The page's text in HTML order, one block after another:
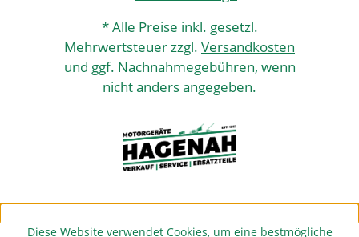
* Alle Preise inkl. gesetzl.
Mehrwertsteuer zzgl. Versandkosten
und ggf. Nachnahmegebühren, wenn
nicht anders angegeben.
Diese Website verwendet Cookies, um eine bestmögliche